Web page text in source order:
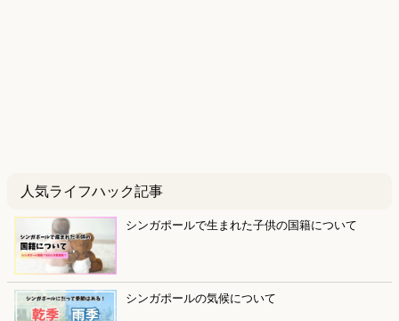
人気ライフハック記事
シンガポールで生まれた子供の国籍について
シンガポールの気候について